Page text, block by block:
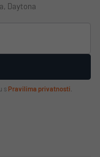
Daytona
s Pravilima privatnosti